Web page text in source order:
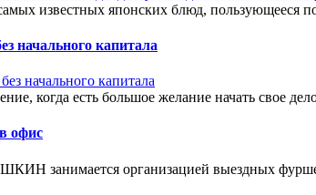
известных японских блюд, пользующееся
начального капитала
когда есть большое желание начать свое
офис
занимается организацией выездных